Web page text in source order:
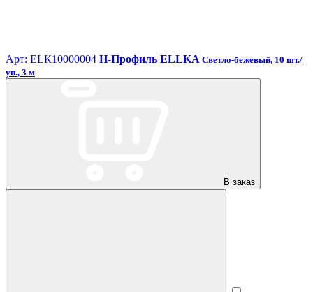
Арт: ЕLК10000004 H-Профиль ELLKA Светло-бежевый, 10 шт./
уп., 3 м
В заказ